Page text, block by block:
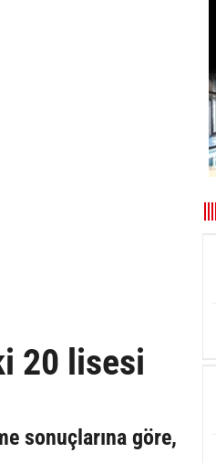
20 lisesi
sonuçlarına göre,